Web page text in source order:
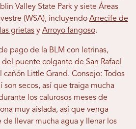
Valley State Park y siete Áreas
(WSA), incluyendo Arrecife de
grietas y Arroyo fangoso.
pago de la BLM con letrinas,
puente colgante de San Rafael
Little Grand. Consejo: Todos
son secos, así que traiga mucha
los calurosos meses de
muy aislada, así que venga
de llevar mucha agua y llenar los